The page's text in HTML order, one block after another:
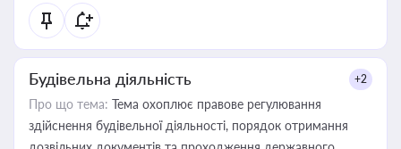
статусу суб'єктів оціночної діяльності
Будівельна діяльність +2
Про що тема: Тема охоплює правове регулювання
здійснення будівельної діяльності, порядок отримання